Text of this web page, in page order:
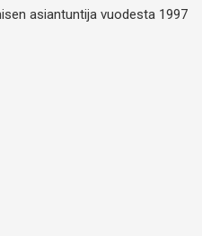
asiantuntija vuodesta 1997